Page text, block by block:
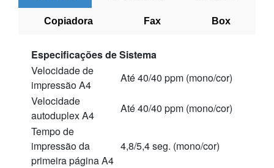
Copiadora Fax Box
Especificações de Sistema
Velocidade de
impressão A4
Até 40/40 ppm (mono/cor)
Velocidade
autoduplex A4
Até 40/40 ppm (mono/cor)
Tempo de
impressão da
primeira página A4
4,8/5,4 seg. (mono/cor)